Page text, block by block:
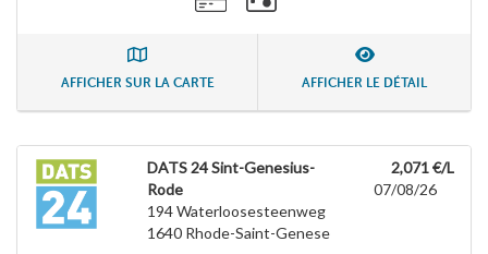
AFFICHER SUR LA CARTE AFFICHER LE DÉTAIL
DATS 24 Sint-Genesius-
Rode
194 Waterloosesteenweg
1640 Rhode-Saint-Genese
2,071 €/L
07/08/26